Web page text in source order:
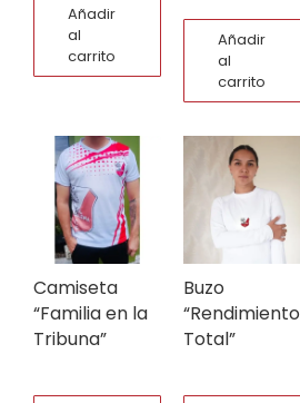
Añadir
al
carrito
Añadir
al
carrito
Camiseta
“Familia en la
Tribuna”
Buzo
“Rendimiento
Total”